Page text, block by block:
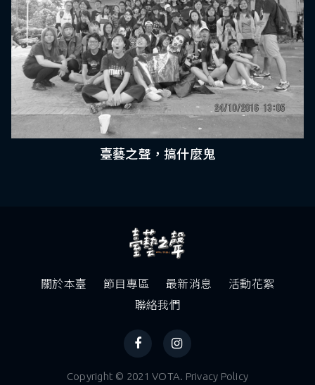
臺藝之聲，搞什麼鬼
關於本臺 節目專區 最新消息
活動花絮
聯絡我們
Copyright © 2021 VOTA. Privacy Policy